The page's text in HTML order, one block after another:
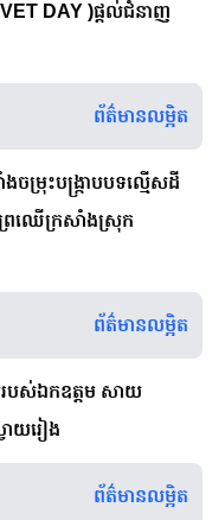
DAY )ផ្តល់ជំនាញ
ព័ត៌មានលម្អិត
ងចម្រុះបង្ក្រាបបទល្មើសដី
រៃឈើក្រសាំងស្រុក
ព័ត៌មានលម្អិត
បស់ឯកឧត្ដម សាយ
វាយរៀង
ព័ត៌មានលម្អិត